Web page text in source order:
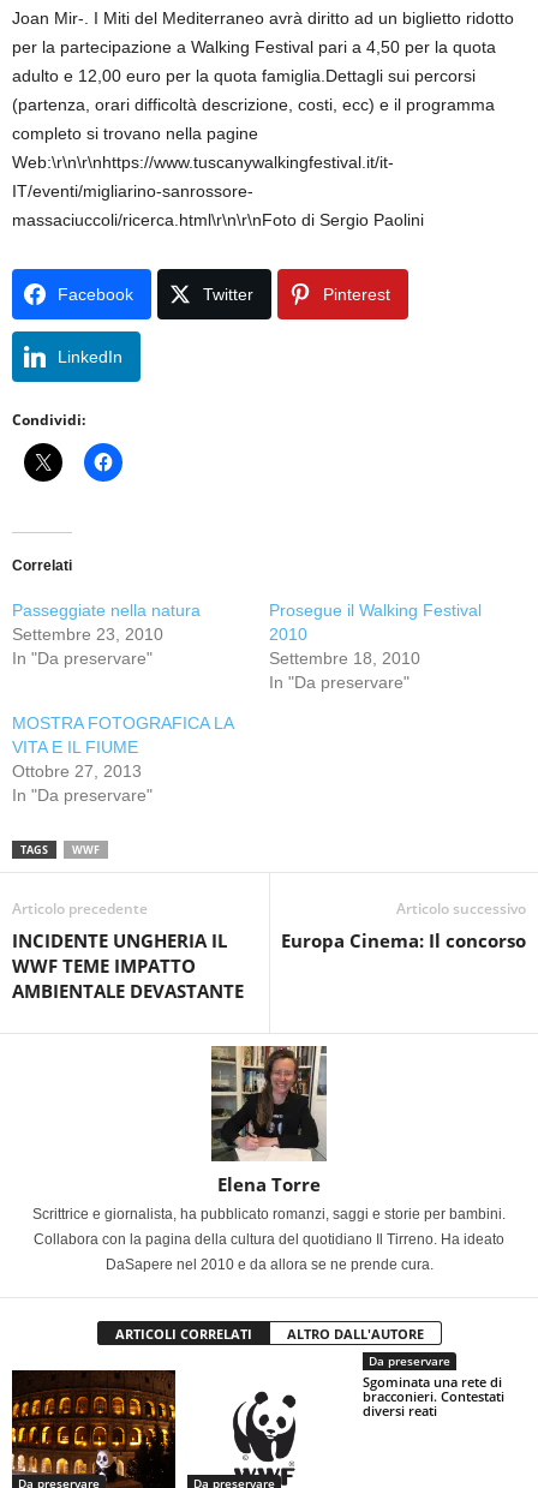
Joan Mir-. I Miti del Mediterraneo avrà diritto ad un biglietto ridotto
per la partecipazione a Walking Festival pari a 4,50 per la quota
adulto e 12,00 euro per la quota famiglia.Dettagli sui percorsi
(partenza, orari difficoltà descrizione, costi, ecc) e il programma
completo si trovano nella pagine
Web:\r\n\r\nhttps://www.tuscanywalkingfestival.it/it-
IT/eventi/migliarino-sanrossore-
massaciuccoli/ricerca.html\r\n\r\nFoto di Sergio Paolini
Facebook Twitter Pinterest
LinkedIn
Condividi:
Correlati
Passeggiate nella natura
Settembre 23, 2010
In "Da preservare"
Prosegue il Walking Festival
2010
Settembre 18, 2010
In "Da preservare"
MOSTRA FOTOGRAFICA LA
VITA E IL FIUME
Ottobre 27, 2013
In "Da preservare"
TAGS WWF
Articolo precedente
INCIDENTE UNGHERIA IL
WWF TEME IMPATTO
AMBIENTALE DEVASTANTE
Articolo successivo
Europa Cinema: Il concorso
Elena Torre
Scrittrice e giornalista, ha pubblicato romanzi, saggi e storie per bambini.
Collabora con la pagina della cultura del quotidiano Il Tirreno. Ha ideato
DaSapere nel 2010 e da allora se ne prende cura.
ARTICOLI CORRELATI ALTRO DALL'AUTORE
Da preservare Da preservare
Da preservare
Sgominata una rete di
bracconieri. Contestati
diversi reati